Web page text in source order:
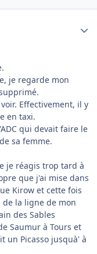
je regarde mon
Effectivement, il y
en taxi.
qui devait faire le
sa femme.
je réagis trop tard à
que j'ai mise dans
Kirow et cette fois
de la ligne de mon
des Sables
Saumur à Tours et
un Picasso jusquà' à